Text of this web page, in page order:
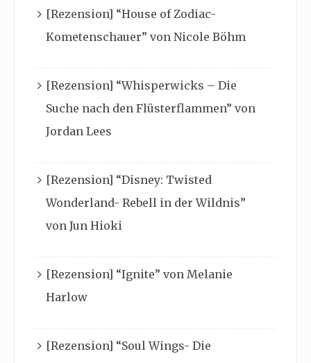
[Rezension] “House of Zodiac-
Kometenschauer” von Nicole Böhm
[Rezension] “Whisperwicks – Die
Suche nach den Flüsterflammen” von
Jordan Lees
[Rezension] “Disney: Twisted
Wonderland- Rebell in der Wildnis”
von Jun Hioki
[Rezension] “Ignite” von Melanie
Harlow
[Rezension] “Soul Wings- Die